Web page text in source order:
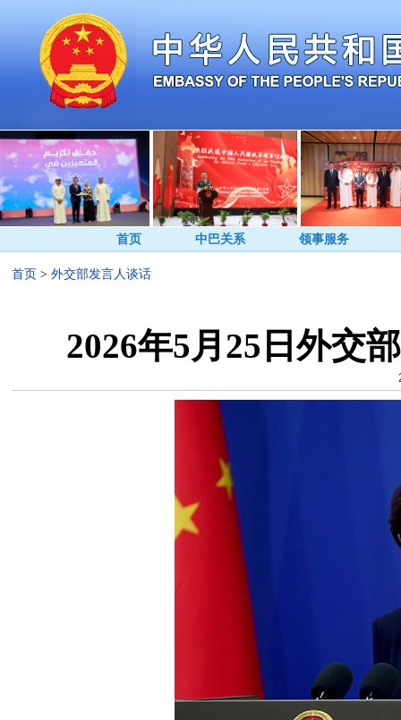
首页 中巴关系 领事服务
首页 > 外交部发言人谈话
2026年5月25日外交